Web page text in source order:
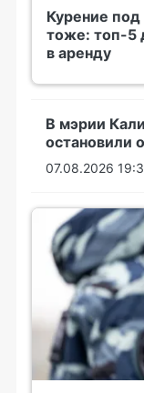
Курение
тоже: топ-5
в аренду
В мэрии
остановили
07.08.2026